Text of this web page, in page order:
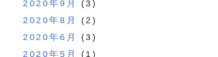
2020年9月
(3)
2020年8月
(2)
2020年6月
(3)
2020年5月
(1)